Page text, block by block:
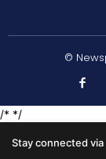
©
Stay connected
/* */